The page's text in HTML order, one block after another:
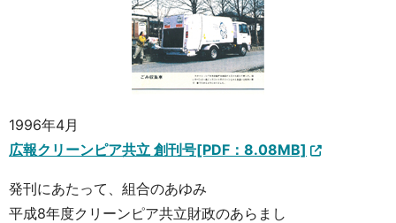
1996年4月
広報クリーンピア共立 創刊号[PDF：8.08MB]
発刊にあたって、組合のあゆみ
平成8年度クリーンピア共立財政のあらまし